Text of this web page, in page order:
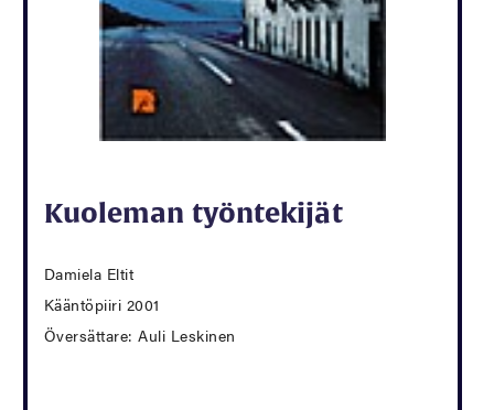
Kuoleman työntekijät
Damiela Eltit
Kääntöpiiri 2001
Översättare: Auli Leskinen